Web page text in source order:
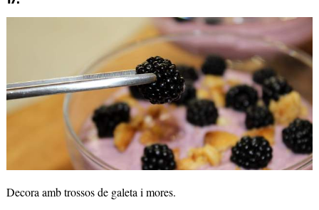
Decora amb trossos de galeta i mores.